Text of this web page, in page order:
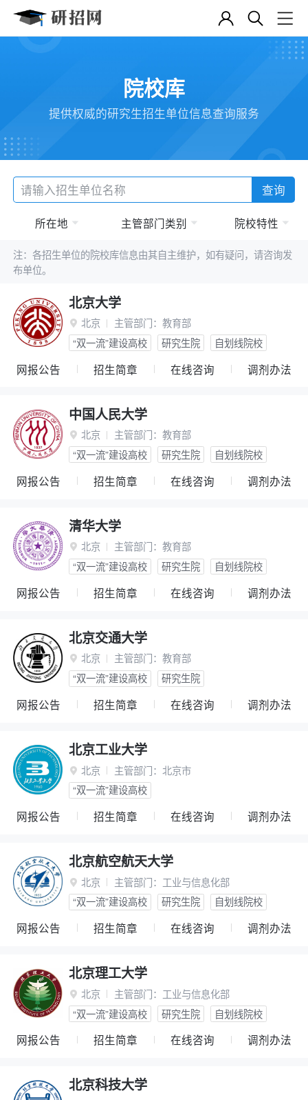
院校库
提供权威的研究生招生单位信息查询服务
查询
所在地 主管部门类别 院校特性
注：各招生单位的院校库信息由其自主维护，如有疑问，请咨询发
布单位。
北京大学
 北京 主管部门： 教育部
“双一流”建设高校
研究生院 自划线院校
网报公告 招生简章 在线咨询 调剂办法
中国人民大学
 北京 主管部门： 教育部
“双一流”建设高校
研究生院 自划线院校
网报公告 招生简章 在线咨询 调剂办法
清华大学
 北京 主管部门： 教育部
“双一流”建设高校
研究生院 自划线院校
网报公告 招生简章 在线咨询 调剂办法
北京交通大学
 北京 主管部门： 教育部
“双一流”建设高校
研究生院
网报公告 招生简章 在线咨询 调剂办法
北京工业大学
 北京 主管部门： 北京市
“双一流”建设高校
网报公告 招生简章 在线咨询 调剂办法
北京航空航天大学
 北京 主管部门： 工业与信息化部
“双一流”建设高校
研究生院 自划线院校
网报公告 招生简章 在线咨询 调剂办法
北京理工大学
 北京 主管部门： 工业与信息化部
“双一流”建设高校
研究生院 自划线院校
网报公告 招生简章 在线咨询 调剂办法
北京科技大学